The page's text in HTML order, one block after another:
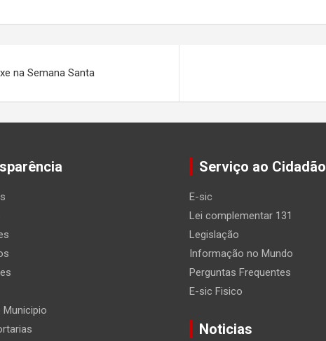
na Semana Santa
Municipio
Serviço ao Cidadão
E-sic
Lei complementar 131
Legislação
Informação no Mundo
Perguntas Frequentes
E-sic Fisico
Noticias